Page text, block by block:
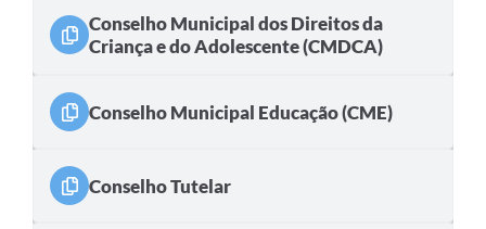
Conselho Municipal dos Direitos da
Criança e do Adolescente (CMDCA)
Conselho Municipal Educação (CME)
Conselho Tutelar